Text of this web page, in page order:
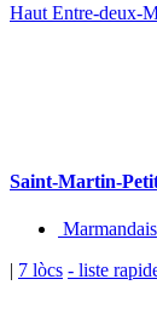
Haut Entre-deux-
Saint-Martin-
Marmandais
| 7 lòcs - liste